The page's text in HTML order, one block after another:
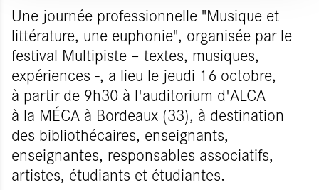
Une journée professionnelle "Musique et
littérature, une euphonie", organisée par le
festival Multipiste – textes, musiques,
expériences -, a lieu le jeudi 16 octobre,
à partir de 9h30 à l'auditorium d'ALCA
à la MÉCA à Bordeaux (33), à destination
des bibliothécaires, enseignants,
enseignantes, responsables associatifs,
artistes, étudiants et étudiantes.